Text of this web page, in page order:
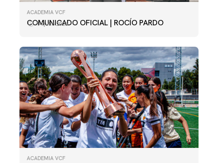
ACADEMIA VCF
COMUNICADO OFICIAL | ROCÍO PARDO
14 julio 2026
ACADEMIA VCF